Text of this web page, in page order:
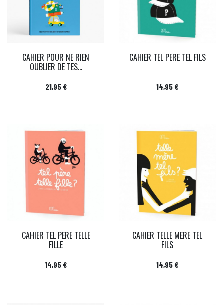
CAHIER POUR NE RIEN
OUBLIER DE TES...
Prix
21,95 €
CAHIER TEL PERE TEL FILS
Prix
14,95 €
CAHIER TEL PERE TELLE
FILLE
Prix
14,95 €
CAHIER TELLE MERE TEL
FILS
Prix
14,95 €